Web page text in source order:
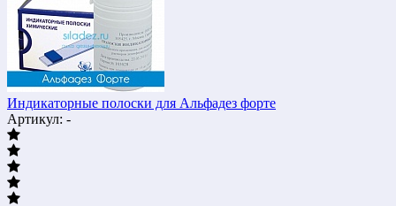
Индикаторные полоски для Альфадез форте
Артикул: -